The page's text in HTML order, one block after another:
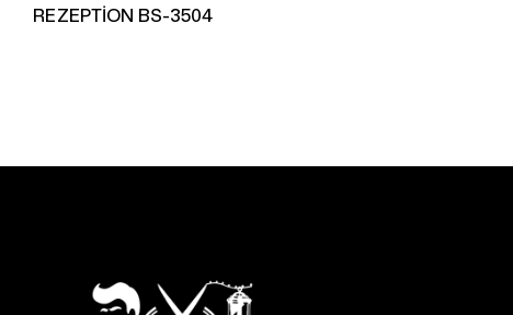
REZEPTİON BS-3504